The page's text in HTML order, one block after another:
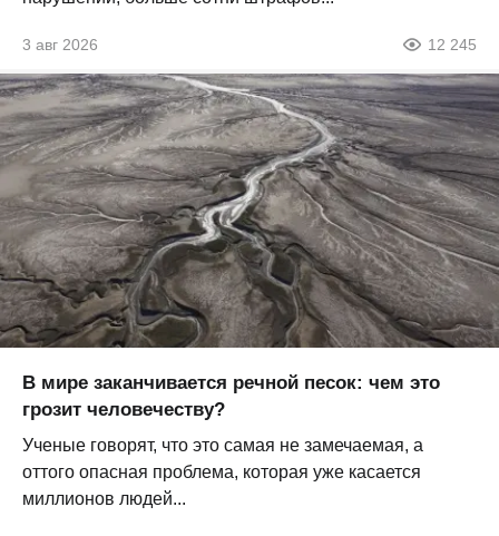
3 авг 2026 12 245
В мире заканчивается речной песок: чем это
грозит человечеству?
Ученые говорят, что это самая не замечаемая, а
оттого опасная проблема, которая уже касается
миллионов людей...